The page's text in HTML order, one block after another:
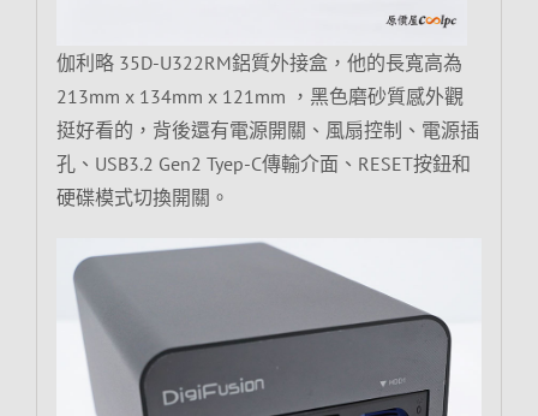
伽利略 35D-U322RM鋁質外接盒，他的長寬高為
213mm x 134mm x 121mm ，黑色磨砂質感外觀
挺好看的，背後還有電源開關、風扇控制、電源插
孔、USB3.2 Gen2 Tyep-C傳輸介面、RESET按鈕和
硬碟模式切換開關。